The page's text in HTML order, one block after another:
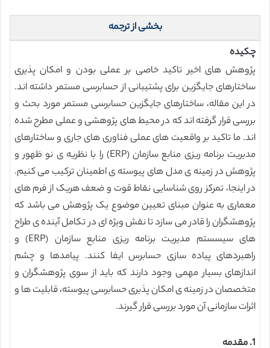
بخشی از ترجمه
چکیده
پژوهش های اخیر تاکید خاصی بر عملی بودن و امکان پذیری
ساختارهای جایگزین برای پشتیبانی از حسابرسی مستمر داشته اند.
در این مقاله، ساختارهای جایگزین حسابرسی مستمر مورد بحث و
بررسی قرار گرفته اند که در محیط های پژوهشی و عملی مطرح شده
اند. ما تاکید بر واقعیت های عملی فناوری های جاری و ساختارهای
مدیریت برنامه ریزی منابع سازمان (ERP) را با نظریه ی نو ظهور و
پژوهش در زمینه ی مدل های پیوسته ی اطمینان ترکیب می کنیم.
در اینجا، تمرکز روی شناسایی نقاط قوت و ضعف هریک از فرم های
معماری به عنوان مبنای تعیین موضوع یک پژوهش می باشد که
پژوهشگران را قادر می سازد تا نقش ویژه ای در تکامل آینده ی طراح
های سیسستم مدیریت برنامه ریزی منابع سازمان (ERP) و
راهبردهای پیاده سازی حسابرس ایفا کنند. پیامدها و چشم
اندازهای بسیار مهمی وجود دارند که باید از سوی پژوهشگران و
متخصصان در زمینه ی امکان پذیری حسابرسی پیوسته، قابلیت ها و
اثرات سازمانی آن مورد بررسی قرار گیرند.
1. مقدمه